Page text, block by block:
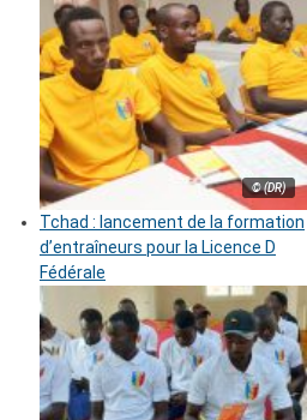
© (DR)
Tchad : lancement de la formation
d’entraîneurs pour la Licence D
Fédérale